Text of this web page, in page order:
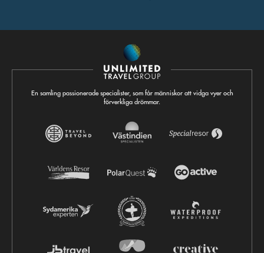
En samling passionerade specialister, som får människor att vidga vyer och
förverkliga drömmar.